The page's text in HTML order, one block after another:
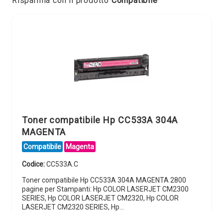
Toner compatibile Hp CC533A 304A
MAGENTA
Compatibile Magenta
Codice:CC533A.C
Toner compatibile Hp CC533A 304A MAGENTA 2800
pagine per Stampanti: Hp COLOR LASERJET CM2300
SERIES, Hp COLOR LASERJET CM2320, Hp COLOR
LASERJET CM2320 SERIES, Hp…